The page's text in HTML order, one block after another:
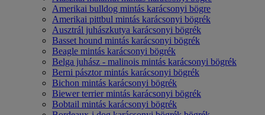
Amerikai bulldog mintás karácsonyi bögre
Amerikai pittbul mintás karácsonyi bögrék
Ausztrál juhászkutya karácsonyi bögrék
Basset hound mintás karácsonyi bögrék
Beagle mintás karácsonyi bögrék
Belga juhász - malinois mintás karácsonyi bögrék
Berni pásztor mintás karácsonyi bögrék
Bichon mintás karácsonyi bögrék
Biewer terrier mintás karácsonyi bögrék
Bobtail mintás karácsonyi bögrék